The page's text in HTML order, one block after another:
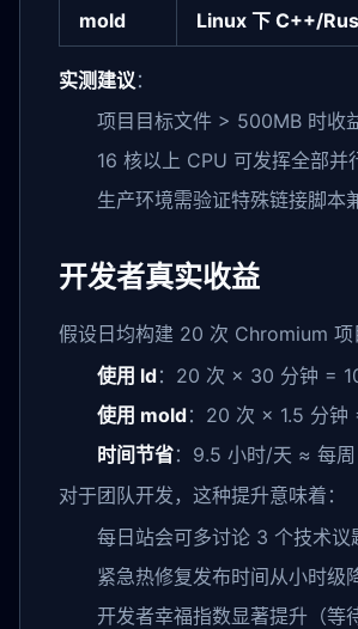
mold Linux 下 C++/
实测建议：
项目目标文件 > 500MB 时收
16 核以上 CPU 可发挥全部并
生产环境需验证特殊链接脚本
开发者真实收益
假设日均构建 20 次 Chromium 项
使用 ld：20 次 × 30 分钟 =
使用 mold：20 次 × 1.5 分
时间节省：9.5 小时/天 ≈ 每
对于团队开发，这种提升意味着：
每日站会可多讨论 3 个技术议
紧急热修复发布时间从小时级
开发者幸福指数显著提升（等